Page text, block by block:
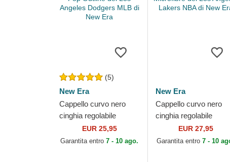
(5)
New Era
Cappello curvo nero
cinghia regolabile
9FORTY Pop Outline
dei Los Angeles
EUR 25,95
Garantita entro7 - 10 ago.
New Era
Cappello curvo nero
cinghia regolabile
9FORTY Microfibre dei
Los Angeles Lakers
EUR 27,95
Garantita entro7 - 10